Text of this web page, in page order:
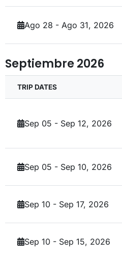
Ago 28 - Ago 31, 2026
Septiembre 2026
TRIP DATES
Sep 05 - Sep 12, 2026
Sep 05 - Sep 10, 2026
Sep 10 - Sep 17, 2026
Sep 10 - Sep 15, 2026